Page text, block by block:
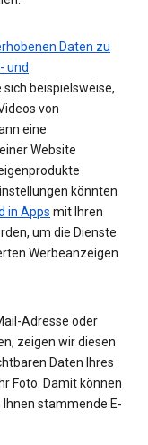
Daten zu
und
sich beispielsweise,
von
eine
Website
könnten
in Apps mit Ihren
um die Dienste
Werbeanzeigen
Adresse oder
zeigen wir diesen
Daten Ihres
Foto. Damit können
stammende E-